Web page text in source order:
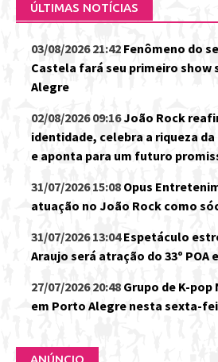
ÚLTIMAS NOTÍCIAS
03/08/2026 21:42 Fenômeno do
Castela fará seu primeiro show
Alegre
02/08/2026 09:16João Rock
identidade, celebra a riqueza
e aponta para um futuro
31/07/2026 15:08 Opus
atuação no João Rock como
31/07/2026 13:04Espetáculo
Araujo será atração do 33º POA
27/07/2026 20:48 Grupo de K-pop
em Porto Alegre nesta sexta-
ANÚNCIO